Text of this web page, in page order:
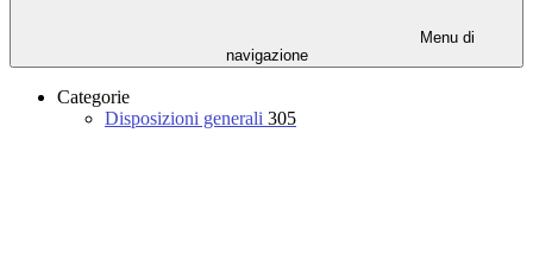
Menu di
navigazione
Categorie
Disposizioni generali 305